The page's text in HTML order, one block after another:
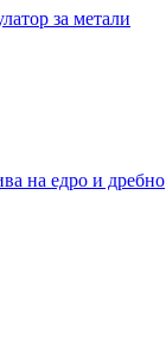
за метали
на едро и дребно